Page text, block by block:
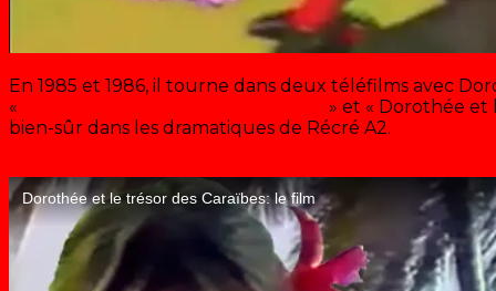
En 1985 et 1986, il tourne dans deux téléfilms avec
«
» et « Dorothée et
bien-sûr dans les dramatiques de Récré A2.